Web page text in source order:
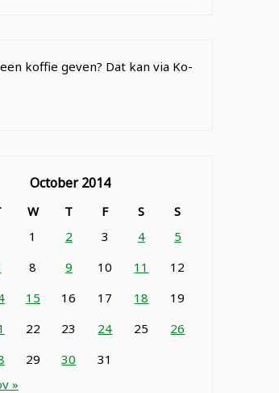
koffie geven? Dat kan via Ko-
October 2014
W T F S
S
1
2 3 4
5
8 9 10 11
12
15 16 17 18
19
22 23 24 25
26
29 30
31
»